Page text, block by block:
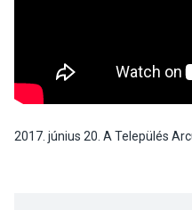
2017. június 20. A Település